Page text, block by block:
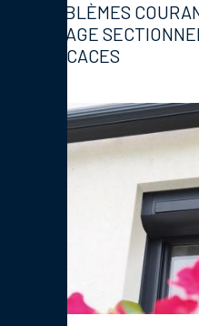
PROBLÈMES
GARAGE
EFFICACES